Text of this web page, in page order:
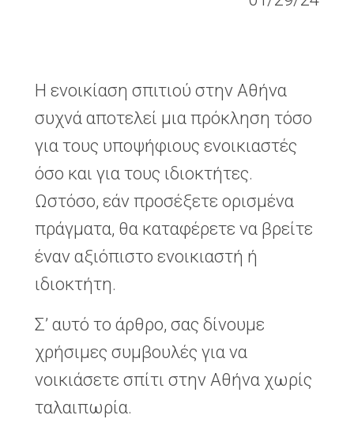
Η ενοικίαση σπιτιού στην Αθήνα
συχνά αποτελεί μια πρόκληση τόσο
για τους υποψήφιους ενοικιαστές
όσο και για τους ιδιοκτήτες.
Ωστόσο, εάν προσέξετε ορισμένα
πράγματα, θα καταφέρετε να βρείτε
έναν αξιόπιστο ενοικιαστή ή
ιδιοκτήτη.
Σ’ αυτό το άρθρο, σας δίνουμε
χρήσιμες συμβουλές για να
νοικιάσετε σπίτι στην Αθήνα χωρίς
ταλαιπωρία.